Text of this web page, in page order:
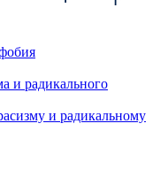
и радикального
и радикальному